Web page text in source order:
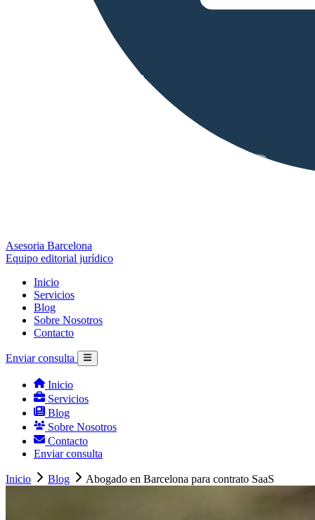
Asesoria Barcelona
Equipo editorial jurídico
Inicio
Servicios
Blog
Sobre Nosotros
Contacto
Enviar consulta
Inicio
Servicios
Blog
Sobre Nosotros
Contacto
Enviar consulta
Inicio Blog Abogado en Barcelona para contrato SaaS